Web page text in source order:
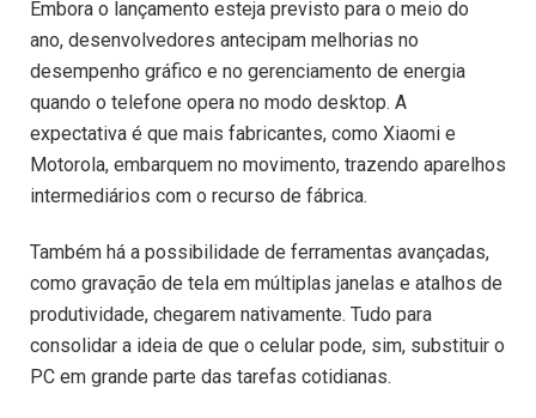
Embora o lançamento esteja previsto para o meio do
ano, desenvolvedores antecipam melhorias no
desempenho gráfico e no gerenciamento de energia
quando o telefone opera no modo desktop. A
expectativa é que mais fabricantes, como Xiaomi e
Motorola, embarquem no movimento, trazendo aparelhos
intermediários com o recurso de fábrica.
Também há a possibilidade de ferramentas avançadas,
como gravação de tela em múltiplas janelas e atalhos de
produtividade, chegarem nativamente. Tudo para
consolidar a ideia de que o celular pode, sim, substituir o
PC em grande parte das tarefas cotidianas.